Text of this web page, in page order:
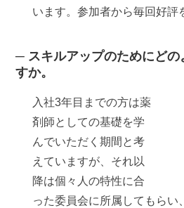
います。参加者から毎回好評
スキルアップのためにど
すか。
入社3年目までの方は薬
剤師としての基礎を学
んでいただく期間と考
えていますが、それ以
降は個々人の特性に合
った委員会に所属してもらい